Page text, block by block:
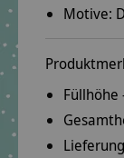
Motive:
Füllhöhe